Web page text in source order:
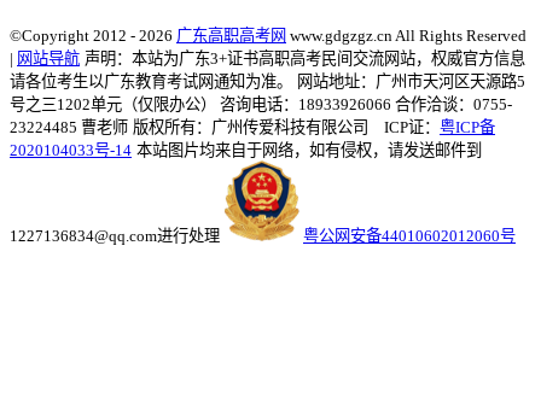
©Copyright 2012 - 2026 广东高职高考网 www.gdgzgz.cn All Rights Reserved
| 网站导航 声明：本站为广东3+证书高职高考民间交流网站，权威官方信息
请各位考生以广东教育考试网通知为准。
网站地址：广州市天河区天源路5
号之三1202单元（仅限办公） 咨询电话：18933926066 合作洽谈：0755-
23224485 曹老师 版权所有：广州传爱科技有限公司 ICP证： 粤ICP备
2020104033号-14 本站图片均来自于网络，如有侵权，请发送邮件到
1227136834@qq.com进行处理 粤公网安备44010602012060号